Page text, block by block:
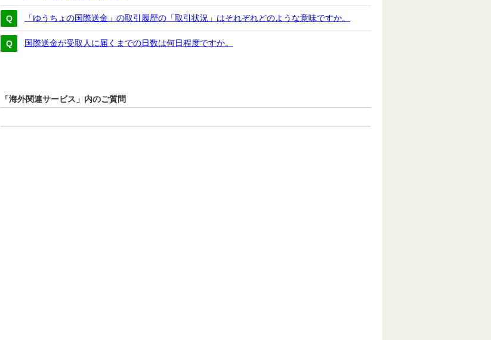
「ゆうちょの国際送金」の取引履歴の「取引状況」はそれぞれどのような意味ですか。
国際送金が受取人に届くまでの日数は何日程度ですか。
「海外関連サービス」内のご質問